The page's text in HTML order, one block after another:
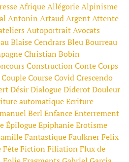
AfriqueAllégorieAlpinisme
Antonin ArtaudArgentAttente
AutoportraitAvocats
Blaise CendrarsBleuBourreau
Christian Bobin
Construction ConteCorps
CoupleCourseCovidCrescendo
DésirDialogueDiderotDouleur
automatiqueEcriture
Berl EnfanceEnterrement
ÉpilogueEpiphanieErotisme
FantastiqueFaulknerFelix
FêteFiction Filiation Flux de